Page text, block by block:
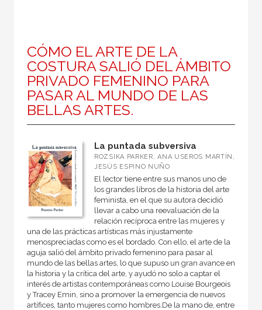
CÓMO EL ARTE DE LA
COSTURA SALIÓ DEL ÁMBITO
PRIVADO FEMENINO PARA
PASAR AL MUNDO DE LAS
BELLAS ARTES.
La puntada subversiva
ROZSIKA PARKER, ANA USEROS MARTÍN,
JESÚS ESPINO NUÑO
El lector tiene entre sus manos uno de
los grandes libros de la historia del arte
feminista, en el que su autora decidió
llevar a cabo una reevaluación de la
relación recíproca entre las mujeres y
una de las prácticas artísticas más injustamente
menospreciadas como es el bordado. Con ello, el arte de la
aguja salió del ámbito privado femenino para pasar al
mundo de las bellas artes, lo que supuso un gran avance en
la historia y la crítica del arte, y ayudó no solo a captar el
interés de artistas contemporáneas como Louise Bourgeois
y Tracey Emin, sino a promover la emergencia de nuevos
artífices, tanto mujeres como hombres.De la mano de, entre